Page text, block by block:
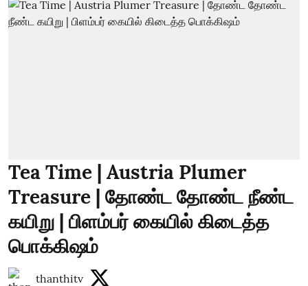
Tea Time | Austria Plumer
Treasure | தோண்ட தோண்ட நீண்ட
கயிறு | பிளம்பர் கையில் கிடைத்த
பொக்கிஷம்
thanthitv